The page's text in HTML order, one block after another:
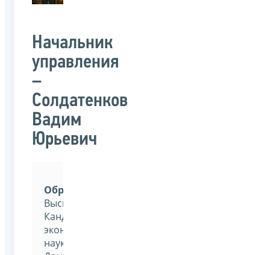
Начальник
управления
–
Солдатенков
Вадим
Юрьевич
Образование:
Высшее.
Кандидат
экономических
наук.